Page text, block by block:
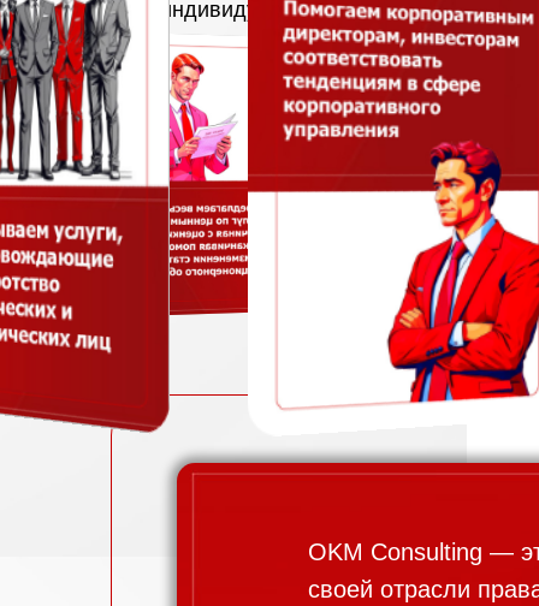
Мы индивидуально проанализируем
вашу задачу и подберём подходящих
специалистов для ее решения
Получить консультацию
OKM Consulting —
своей отрасли